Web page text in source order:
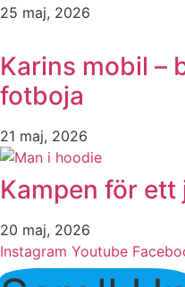
25 maj, 2026
Karins mobil –
fotboja
21 maj, 2026
Kampen för ett
20 maj, 2026
Instagram Youtube